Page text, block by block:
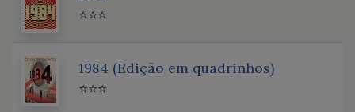
⭐⭐⭐
1984 (Edição em quadrinhos)
⭐⭐⭐